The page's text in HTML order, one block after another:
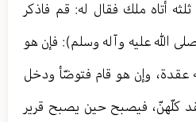
أتاه ملك فقال له: قم فاذكر
الله عليه وآله وسلم): فإن هو
عقدة، وإن هو قام فتوضّأ ودخل
كلّهنّ، فيصبح حين يصبح قرير